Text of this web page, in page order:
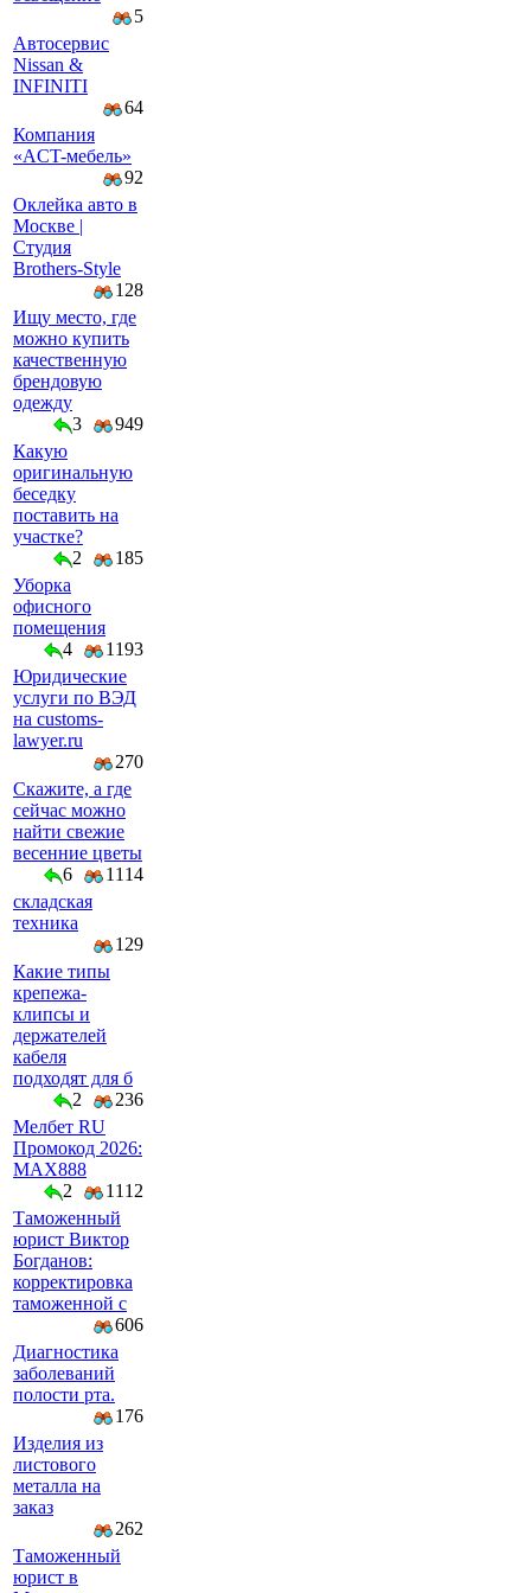
5
Автосервис
Nissan &
INFINITI
64
Компaния
«AСT-мeбeль»
92
Оклейка авто в
Москве |
Студия
Brothers-Style
128
Ищу место, где
можно купить
качественную
брендовую
одежду
3
949
Какую
оригинальную
беседку
поставить на
участке?
2
185
Уборка
офисного
помещения
4
1193
Юридические
услуги по ВЭД
на customs-
lawyer.ru
270
Скажите, а где
сейчас можно
найти свежие
весенние цветы
6
1114
складская
техника
129
Какие типы
крепежа-
клипсы и
держателей
кабеля
подходят для б
2
236
Мелбет RU
Промокод 2026:
MAX888
2
1112
Таможенный
юрист Виктор
Богданов:
корректировка
таможенной с
606
Диагностика
заболеваний
полости рта.
176
Изделия из
листового
металла на
заказ
262
Таможенный
юрист в